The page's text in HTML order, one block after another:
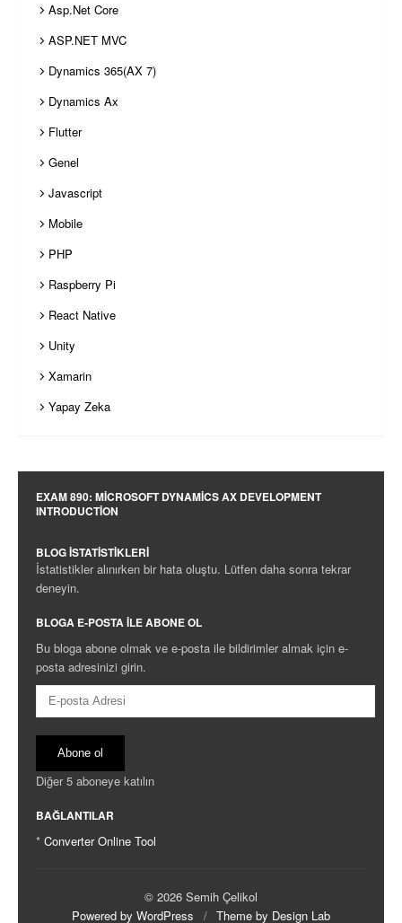
Asp.Net Core
ASP.NET MVC
Dynamics 365(AX 7)
Dynamics Ax
Flutter
Genel
Javascript
Mobile
PHP
Raspberry Pi
React Native
Unity
Xamarin
Yapay Zeka
EXAM 890: MICROSOFT DYNAMICS AX DEVELOPMENT
INTRODUCTION
BLOG İSTATISTIKLERI
İstatistikler alınırken bir hata oluştu. Lütfen daha sonra tekrar
deneyin.
BLOGA E-POSTA ILE ABONE OL
Bu bloga abone olmak ve e-posta ile bildirimler almak için e-
posta adresinizi girin.
E-
posta
Adresi
Abone ol
Diğer 5 aboneye katılın
BAĞLANTILAR
* Converter Online Tool
© 2026 Semih Çelikol
Powered by WordPress
/ Theme by Design Lab